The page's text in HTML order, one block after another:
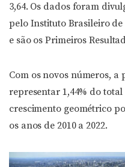
3,64. Os dados foram
pelo Instituto Brasileiro de
e são os Primeiros
Com os novos números,
representar 1,44% do
crescimento geométrico
os anos de 2010 a 2022.